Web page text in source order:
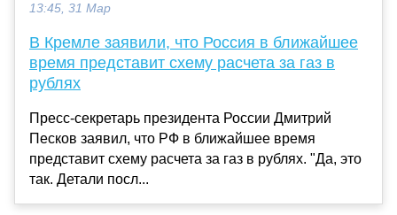
13:45, 31 Мар
В Кремле заявили, что Россия в ближайшее
время представит схему расчета за газ в
рублях
Пресс-секретарь президента России Дмитрий
Песков заявил, что РФ в ближайшее время
представит схему расчета за газ в рублях. "Да, это
так. Детали посл...